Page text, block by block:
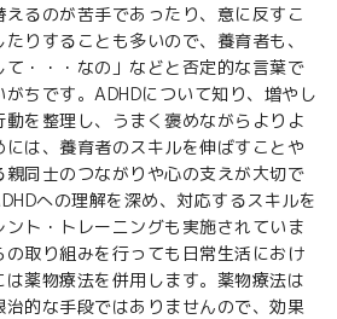
るのが苦手であったり、意に反すこ
りすることも多いので、養育者も、
て・・・なの」などと否定的な言葉で
ちです。ADHDについて知り、増やし
を整理し、うまく褒めながらよりよ
は、養育者のスキルを伸ばすことや
同士のつながりや心の支えが大切で
への理解を深め、対応するスキルを
ト・トレーニングも実施されていま
取り組みを行っても日常生活におけ
薬物療法を併用します。薬物療法は
的な手段ではありませんので、効果